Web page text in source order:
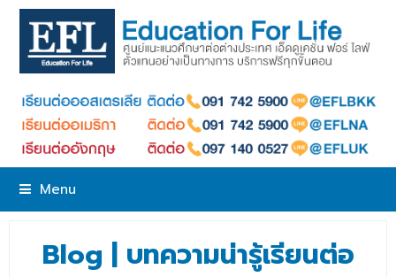
Menu
Blog | บทความน่ารู้เรียนต่อ